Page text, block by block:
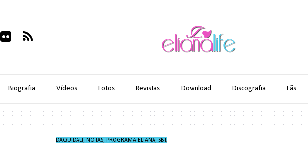
Biografia Vídeos Fotos Revistas Download Discografia Fãs
DAQUIDALI , NOTAS, PROGRAMA ELIANA, SBT,